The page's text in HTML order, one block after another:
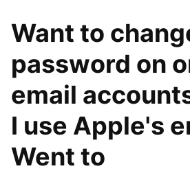
Want to
password on
email
I use Apple's
Went to